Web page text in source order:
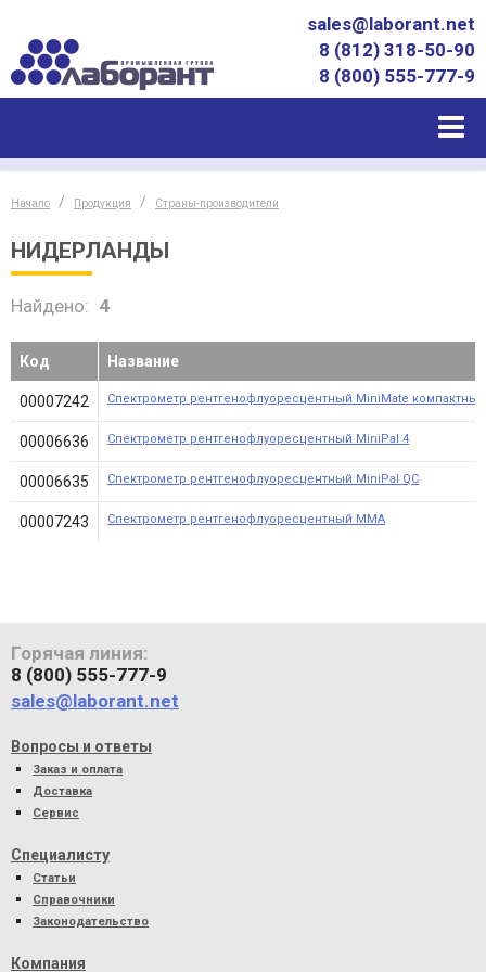
sales@laborant.net
8 (812) 318-50-90
8 (800) 555-777-9
Начало Продукция Страны-производители
НИДЕРЛАНДЫ
Найдено: 4
Код Название
00007242 Спектрометр рентгенофлуоресцентный MiniMate
00006636 Спектрометр рентгенофлуоресцентный MiniPal 4
00006635 Спектрометр рентгенофлуоресцентный MiniPal QC
00007243 Спектрометр рентгенофлуоресцентный MMA
Горячая линия:
8 (800) 555-777-9
sales@laborant.net
Вопросы и ответы
Заказ и оплата
Доставка
Сервис
Специалисту
Статьи
Справочники
Законодательство
Компания